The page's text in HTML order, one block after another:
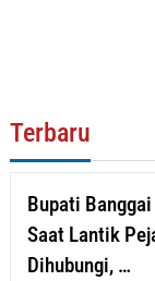
Terbaru
Bupati
Saat Lantik
Dihubungi, …